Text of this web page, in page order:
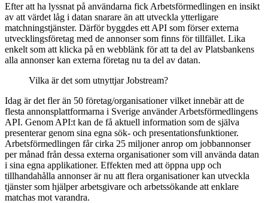
Efter att ha lyssnat på användarna fick Arbetsförmedlingen en insikt
av att värdet låg i datan snarare än att utveckla ytterligare
matchningstjänster. Därför byggdes ett API som förser externa
utvecklingsföretag med de annonser som finns för tillfället. Lika
enkelt som att klicka på en webblänk för att ta del av Platsbankens
alla annonser kan externa företag nu ta del av datan.
Vilka är det som utnyttjar Jobstream?
Idag är det fler än 50 företag/organisationer vilket innebär att de
flesta annonsplattformarna i Sverige använder Arbetsförmedlingens
API. Genom API:t kan de få aktuell information som de själva
presenterar genom sina egna sök- och presentationsfunktioner.
Arbetsförmedlingen får cirka 25 miljoner anrop om jobbannonser
per månad från dessa externa organisationer som vill använda datan
i sina egna applikationer. Effekten med att öppna upp och
tillhandahålla annonser är nu att flera organisationer kan utveckla
tjänster som hjälper arbetsgivare och arbetssökande att enklare
matchas mot varandra.